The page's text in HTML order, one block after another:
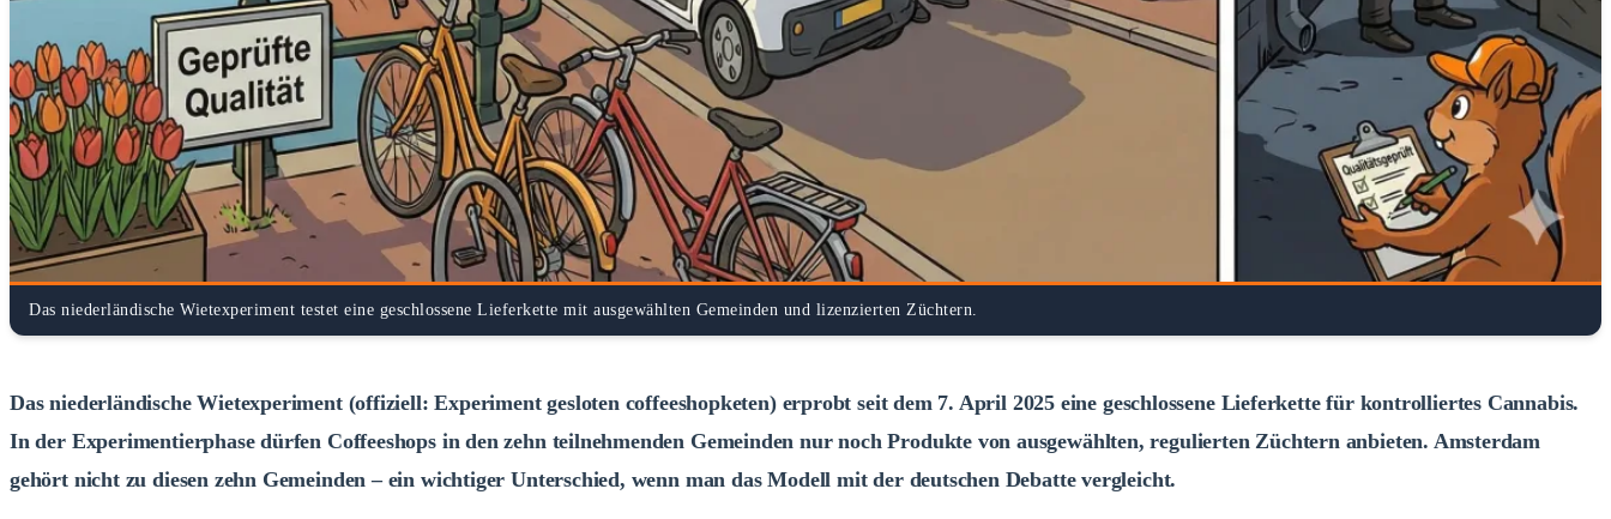
Das niederländische Wietexperiment testet eine geschlossene Lieferkette mit ausgewählten Gemeinden und lizenzierten Züchtern.
Das niederländische Wietexperiment (offiziell: Experiment gesloten coffeeshopketen) erprobt seit dem 7. April 2025 eine geschlossene Lieferkette für kontrolliertes Cannabis.
In der Experimentierphase dürfen Coffeeshops in den zehn teilnehmenden Gemeinden nur noch Produkte von ausgewählten, regulierten Züchtern anbieten. Amsterdam
gehört nicht zu diesen zehn Gemeinden – ein wichtiger Unterschied, wenn man das Modell mit der deutschen Debatte vergleicht.